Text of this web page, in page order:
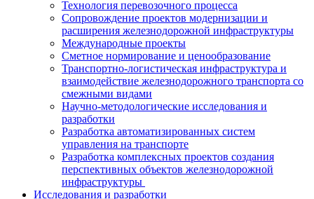
Технология перевозочного процесса
Сопровождение проектов модернизации и
расширения железнодорожной инфраструктуры
Международные проекты
Сметное нормирование и ценообразование
Транспортно-логистическая инфраструктура и
взаимодействие железнодорожного транспорта со
смежными видами
Научно-методологические исследования и
разработки
Разработка автоматизированных систем
управления на транспорте
Разработка комплексных проектов создания
перспективных объектов железнодорожной
инфраструктуры
Исследования и разработки